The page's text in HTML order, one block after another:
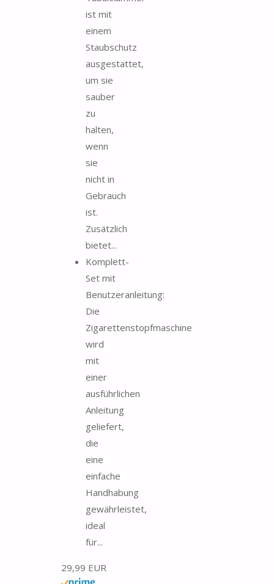
ist mit
einem
Staubschutz
ausgestattet,
um sie
sauber
zu
halten,
wenn
sie
nicht in
Gebrauch
ist.
Zusätzlich
bietet...
Komplett-
Set mit
Benutzeranleitung:
Die
Zigarettenstopfmaschine
wird
mit
einer
ausführlichen
Anleitung
geliefert,
die
eine
einfache
Handhabung
gewährleistet,
ideal
für...
29,99 EUR